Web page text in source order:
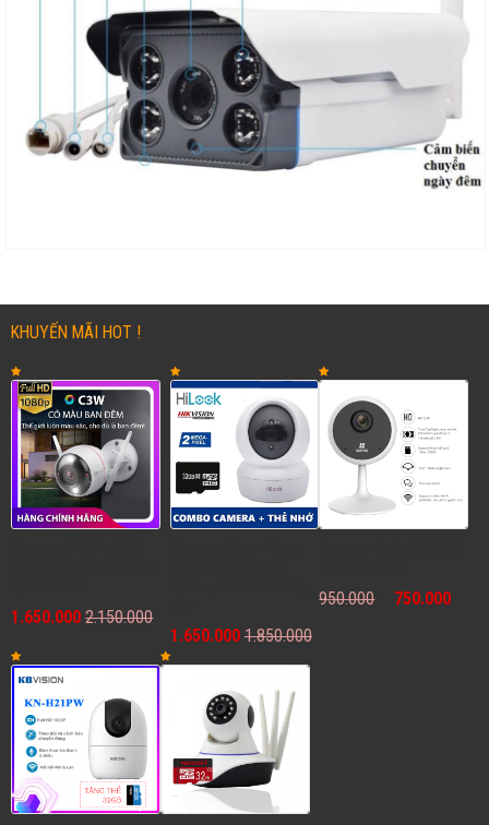
KHUYẾN MÃI HOT !
1.650.000 2.150.000
1.650.000 1.850.000
950.000 750.000